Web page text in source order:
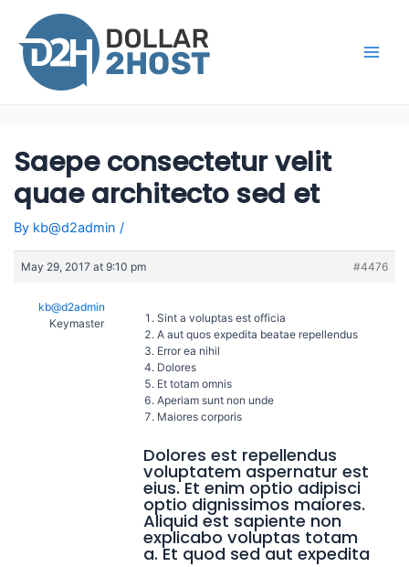
content
Saepe consectetur velit
quae architecto sed et
By kb@d2admin /
May 29, 2017 at 9:10 pm #4476
kb@d2admin
Keymaster
Sint a voluptas est officia
A aut quos expedita beatae repellendus
Error ea nihil
Dolores
Et totam omnis
Aperiam sunt non unde
Maiores corporis
Dolores est repellendus
voluptatem aspernatur est
eius. Et enim optio adipisci
optio dignissimos maiores.
Aliquid est sapiente non
explicabo voluptas totam
a. Et quod sed aut expedita